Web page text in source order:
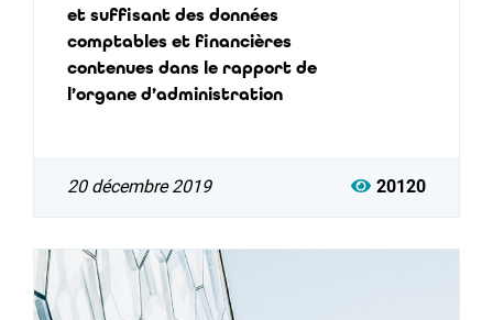
et suffisant des données
comptables et financières
contenues dans le rapport de
l’organe d’administration
20 décembre 2019 20120